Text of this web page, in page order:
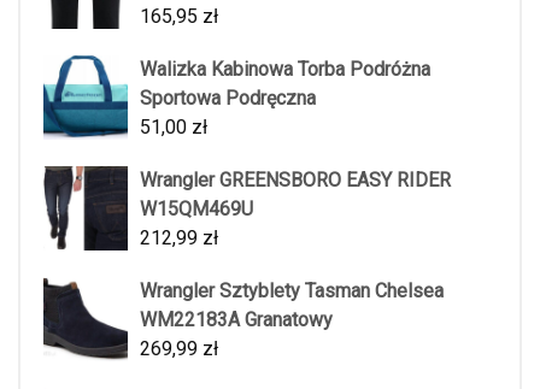
165,95 zł
Walizka Kabinowa Torba Podróżna
Sportowa Podręczna
51,00 zł
Wrangler GREENSBORO EASY RIDER
W15QM469U
212,99 zł
Wrangler Sztyblety Tasman Chelsea
WM22183A Granatowy
269,99 zł